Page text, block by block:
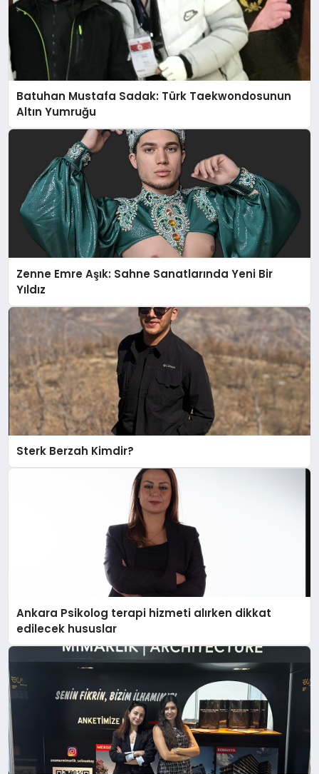
Batuhan Mustafa Sadak: Türk Taekwondosunun
Altın Yumruğu
Zenne Emre Aşık: Sahne Sanatlarında Yeni Bir
Yıldız
Sterk Berzah Kimdir?
Ankara Psikolog terapi hizmeti alırken dikkat
edilecek hususlar